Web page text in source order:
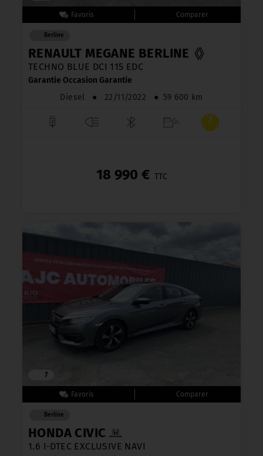
Berline
RENAULT MEGANE BERLINE
TECHNO BLUE DCI 115 EDC
Garantie Occasion Garantie
Diesel
● 22/11/2022 ● 59 600 km
18 990 € TTC
7
Berline
HONDA CIVIC
1.6 I-DTEC EXCLUSIVE NAVI